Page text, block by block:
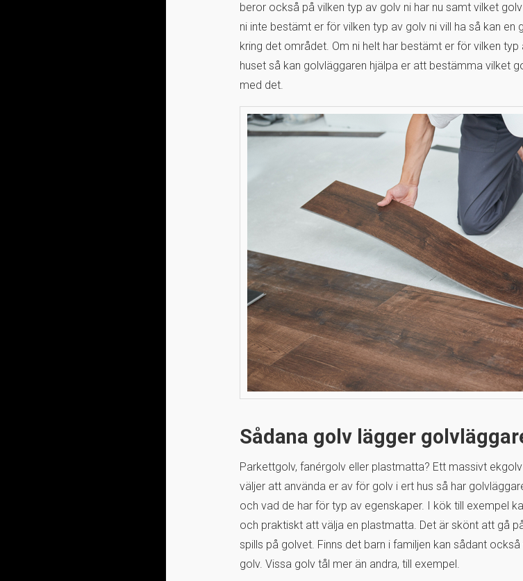
beror också på vilken typ av golv ni har nu samt vilket
ni inte bestämt er för vilken typ av golv ni vill ha så kan en
kring det området. Om ni helt har bestämt er för vilken typ
huset så kan golvläggaren hjälpa er att bestämma vilket
med det.
Sådana golv lägger
Parkettgolv, fanérgolv eller plastmatta? Ett massivt
väljer att använda er av för golv i ert hus så har
och vad de har för typ av egenskaper. I kök till exempel
och praktiskt att välja en plastmatta. Det är skönt att gå
spills på golvet. Finns det barn i familjen kan sådant
golv. Vissa golv tål mer än andra, till exempel.